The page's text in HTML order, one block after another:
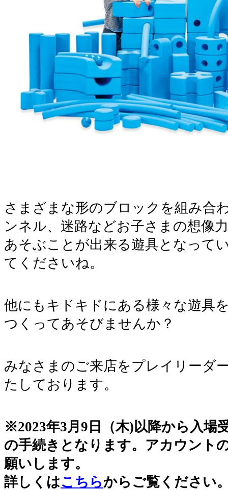
さまざまな形のブロックを組み合
ンネル、迷路などお子さまの想像
あそぶことが出来る遊具となって
てくださいね。
他にもキドキドにある様々な遊具
つくってあそびませんか？
みなさまのご来店をプレイリーダ
たしております。
※2023年3月9日（木)以降から入場
の手続きとなります。アカウント
願いします。
詳しくはこちらからご覧ください